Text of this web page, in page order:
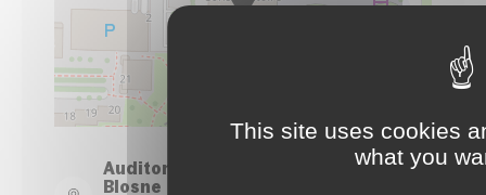
Auditorium du Conservatoire - Site
Blosne
This site uses cookies
what you